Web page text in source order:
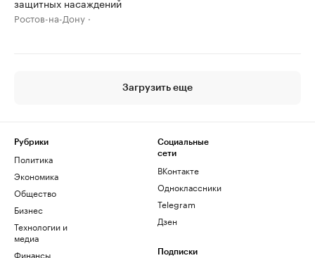
Ростов-на-Дону
Загрузить еще
Рубрики
Политика
Экономика
Общество
Бизнес
Технологии и
медиа
Финансы
Социальные
сети
ВКонтакте
Одноклассники
Telegram
Дзен
Подписки